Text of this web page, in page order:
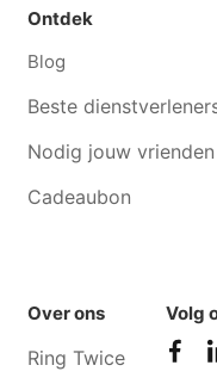
Ontdek
Blog
Beste
Nodig jouw
Cadeaubon
Over ons
Ring Twice
Volg